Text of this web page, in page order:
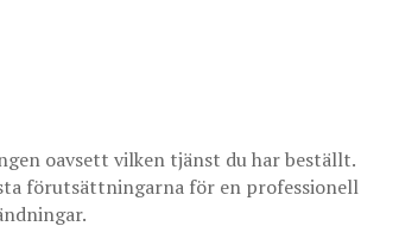
oavsett vilken tjänst du har beställt.
förutsättningarna för en professionell